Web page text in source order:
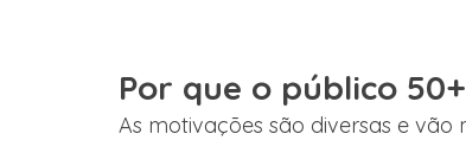
Por que o público
As motivações são diversas e